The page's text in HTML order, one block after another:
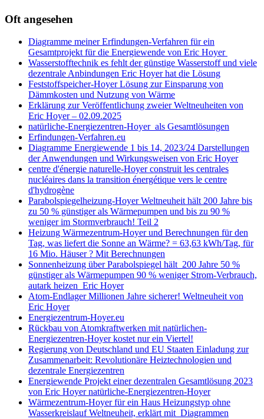
Oft angesehen
Diagramme meiner Erfindungen-Verfahren für ein
Gesamtprojekt für die Energiewende von Eric Hoyer
Wasserstofftechnik es fehlt der günstige Wasserstoff und viele
dezentrale Anbindungen Eric Hoyer hat die Lösung
Feststoffspeicher-Hoyer Lösung zur Einsparung von
Dämmkosten und Nutzung von Wärme
Erklärung zur Veröffentlichung zweier Weltneuheiten von
Eric Hoyer – 02.09.2025
natürliche-Energiezentren-Hoyer als Gesamtlösungen
Erfindungen-Verfahren.eu
Diagramme Energiewende 1 bis 14, 2023/24 Darstellungen
der Anwendungen und Wirkungsweisen von Eric Hoyer
centre d'énergie naturelle-Hoyer construit les centrales
nucléaires dans la transition énergétique vers le centre
d'hydrogène
Parabolspiegelheizung-Hoyer Weltneuheit hält 200 Jahre bis
zu 50 % günstiger als Wärmepumpen und bis zu 90 %
weniger im Stormverbrauch! Teil 2
Heizung Wärmezentrum-Hoyer und Berechnungen für den
Tag, was liefert die Sonne an Wärme? = 63,63 kWh/Tag, für
16 Mio. Häuser ? Mit Berechnungen
Sonnenheizung über Parabolspiegel hält 200 Jahre 50 %
günstiger als Wärmepumpen 90 % weniger Strom-Verbrauch,
autark heizen Eric Hoyer
Atom-Endlager Millionen Jahre sicherer! Weltneuheit von
Eric Hoyer
Energiezentrum-Hoyer.eu
Rückbau von Atomkraftwerken mit natürlichen-
Energiezentren-Hoyer kostet nur ein Viertel!
Regierung von Deutschland und EU Staaten Einladung zur
Zusammenarbeit: Revolutionäre Heiztechnologien und
dezentrale Energiezentren
Energiewende Projekt einer dezentralen Gesamtlösung 2023
von Eric Hoyer natürliche-Energiezentren-Hoyer
Wärmezentrum-Hoyer für ein Haus Heizungstyp ohne
Wasserkreislauf Weltneuheit, erklärt mit Diagrammen